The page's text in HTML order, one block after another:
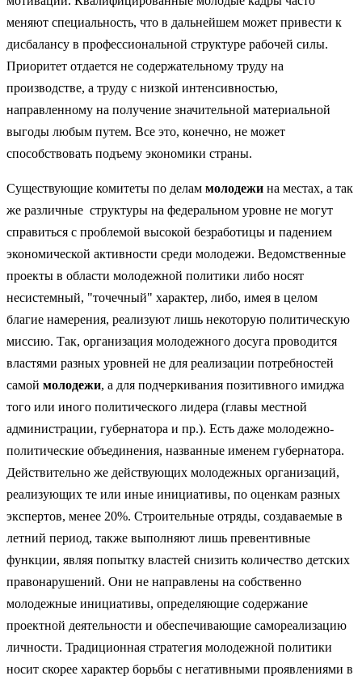
меняют специальность, что в дальнейшем может привести к
дисбалансу в профессиональной структуре рабочей силы.
Приоритет отдается не содержательному труду на
производстве, а труду с низкой интенсивностью,
направленному на получение значительной материальной
выгоды любым путем. Все это, конечно, не может
способствовать подъему экономики страны.
Существующие комитеты по делам молодежи на местах, а так
же различные структуры на федеральном уровне не могут
справиться с проблемой высокой безработицы и падением
экономической активности среди молодежи. Ведомственные
проекты в области молодежной политики либо носят
несистемный, "точечный" характер, либо, имея в целом
благие намерения, реализуют лишь некоторую политическую
миссию. Так, организация молодежного досуга проводится
властями разных уровней не для реализации потребностей
самой молодежи, а для подчеркивания позитивного имиджа
того или иного политического лидера (главы местной
администрации, губернатора и пр.). Есть даже молодежно-
политические объединения, названные именем губернатора.
Действительно же действующих молодежных организаций,
реализующих те или иные инициативы, по оценкам разных
экспертов, менее 20%. Строительные отряды, создаваемые в
летний период, также выполняют лишь превентивные
функции, являя попытку властей снизить количество детских
правонарушений. Они не направлены на собственно
молодежные инициативы, определяющие содержание
проектной деятельности и обеспечивающие самореализацию
личности. Традиционная стратегия молодежной политики
носит скорее характер борьбы с негативными проявлениями в